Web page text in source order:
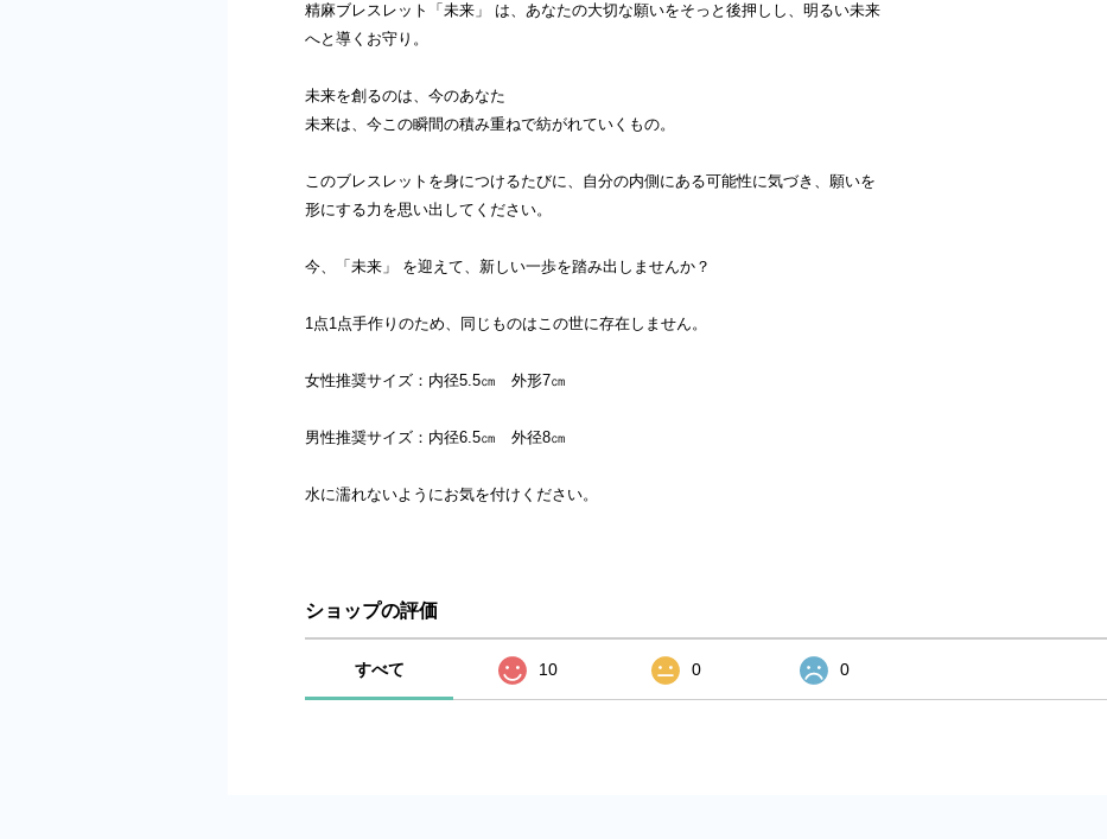
精麻ブレスレット「未来」 は、あなたの大切な願いをそっと後押しし、明るい未来
へと導くお守り。
未来を創るのは、今のあなた
未来は、今この瞬間の積み重ねで紡がれていくもの。
このブレスレットを身につけるたびに、自分の内側にある可能性に気づき、願いを
形にする力を思い出してください。
今、「未来」 を迎えて、新しい一歩を踏み出しませんか？
1点1点手作りのため、同じものはこの世に存在しません。
女性推奨サイズ：内径5.5㎝ 外形7㎝
男性推奨サイズ：内径6.5㎝ 外径8㎝
水に濡れないようにお気を付けください。
ショップの評価
すべて 10 0 0